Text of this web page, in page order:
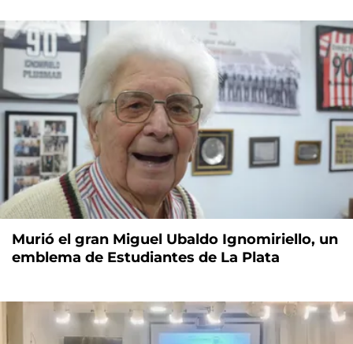
Murió el gran Miguel Ubaldo Ignomiriello, un
emblema de Estudiantes de La Plata